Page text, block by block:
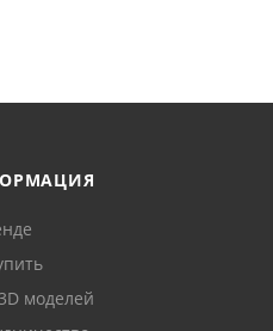
моделей